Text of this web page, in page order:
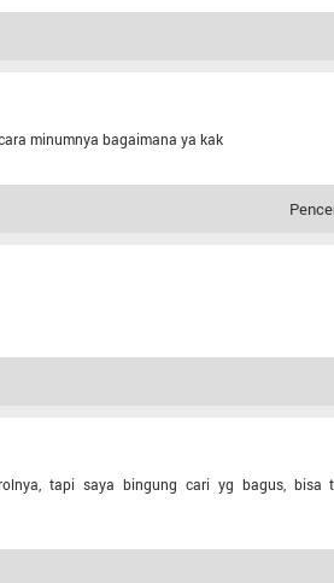
minumnya bagaimana ya kak
tapi saya bingung cari yg bagus, bisa